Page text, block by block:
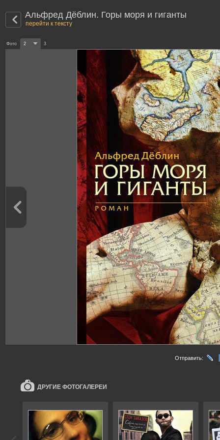
Альфред Дёблин. Горы моря и гиганты
перейти к тексту
Фото 2 3
Отправить:
ДРУГИЕ ФОТОГАЛЕРЕИ